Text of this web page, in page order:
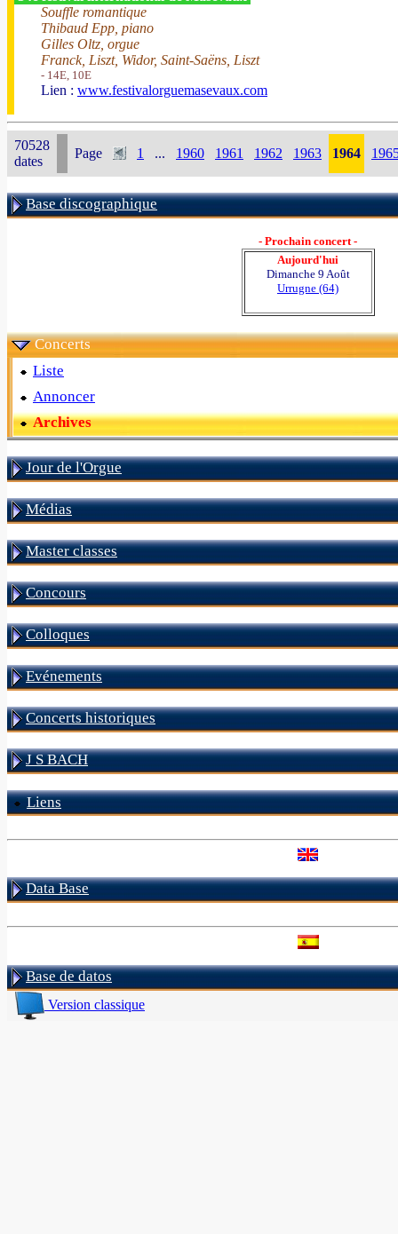
Souffle romantique
Thibaud Epp, piano
Gilles Oltz, orgue
Franck, Liszt, Widor, Saint-Saëns, Liszt
- 14E, 10E
Lien : www.festivalorguemasevaux.com
70528
dates
Page 1 ... 1960 1961 1962 1963 1964
Base discographique
- Prochain concert -
Aujourd'hui
Dimanche 9 Août
Urrugne (64)
Concerts
Liste
Annoncer
Archives
Jour de l'Orgue
Médias
Master classes
Concours
Colloques
Evénements
Concerts historiques
J S BACH
Liens
Data Base
Base de datos
Version classique